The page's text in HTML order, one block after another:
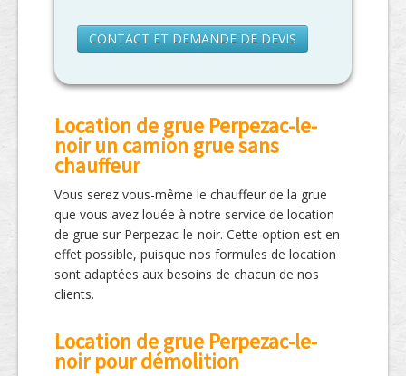
CONTACT ET DEMANDE DE DEVIS
Location de grue Perpezac-le-
noir un camion grue sans
chauffeur
Vous serez vous-même le chauffeur de la grue
que vous avez louée à notre service de location
de grue sur Perpezac-le-noir. Cette option est en
effet possible, puisque nos formules de location
sont adaptées aux besoins de chacun de nos
clients.
Location de grue Perpezac-le-
noir pour démolition